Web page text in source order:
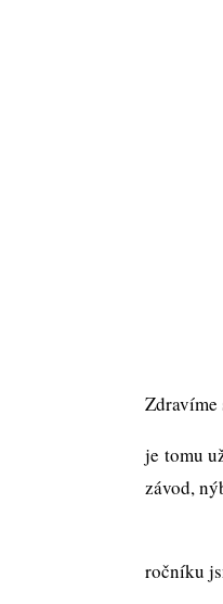
Zdravíme
je tomu
závod,
Už
ročníku